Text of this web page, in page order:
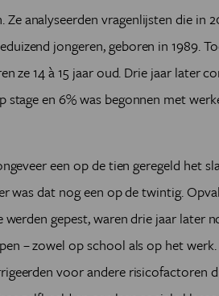
analyseerden vragenlijsten die in
jongeren, geboren in 1989.
ze 14 à 15 jaar oud. Drie jaar later
stage en 6% was begonnen met
een op de tien geregeld het
was dat nog een op de twintig.
werden gepest, waren drie jaar later
– zowel op school als op het
voor andere risicofactoren